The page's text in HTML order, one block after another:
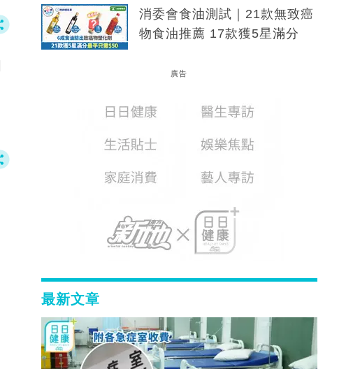
消委會食油測試｜21款無致癌
物食油推薦 17款獲5星滿分
廣告
最新文章